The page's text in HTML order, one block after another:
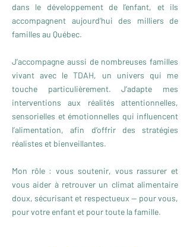
dans le développement de l’enfant, et ils
accompagnent aujourd’hui des milliers de
familles au Québec.
J’accompagne aussi de nombreuses familles
vivant avec le TDAH, un univers qui me
touche particulièrement. J’adapte mes
interventions aux réalités attentionnelles,
sensorielles et émotionnelles qui influencent
l’alimentation, afin d’offrir des stratégies
réalistes et bienveillantes.
Mon rôle : vous soutenir, vous rassurer et
vous aider à retrouver un climat alimentaire
doux, sécurisant et respectueux — pour vous,
pour votre enfant et pour toute la famille.